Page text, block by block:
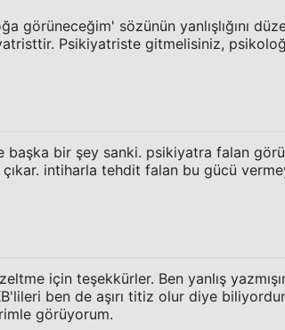
görüneceğim' sözünün yanlışlığını
Psikiyatriste gitmelisiniz,
başka bir şey sanki. psikiyatra falan
intiharla tehdit falan bu gücü
için teşekkürler. Ben yanlış
ben de aşırı titiz olur diye
görüyorum.